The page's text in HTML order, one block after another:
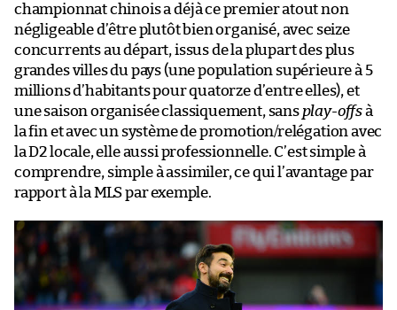
championnat chinois a déjà ce premier atout non
négligeable d’être plutôt bien organisé, avec seize
concurrents au départ, issus de la plupart des plus
grandes villes du pays (une population supérieure à 5
millions d’habitants pour quatorze d’entre elles), et
une saison organisée classiquement, sans play-offsà
la fin et avec un système de promotion/relégation avec
la D2 locale, elle aussi professionnelle. C’est simple à
comprendre, simple à assimiler, ce qui l’avantage par
rapport à la MLS par exemple.